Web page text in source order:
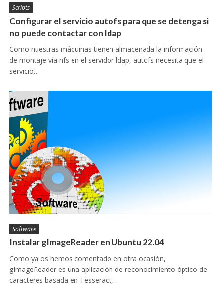
Scripts
Configurar el servicio autofs para que se detenga si
no puede contactar con ldap
Como nuestras máquinas tienen almacenada la información
de montaje vía nfs en el servidor ldap, autofs necesita que el
servicio…
Software
Instalar gImageReader en Ubuntu 22.04
Como ya os hemos comentado en otra ocasión,
gImageReader es una aplicación de reconocimiento óptico de
caracteres basada en Tesseract,…